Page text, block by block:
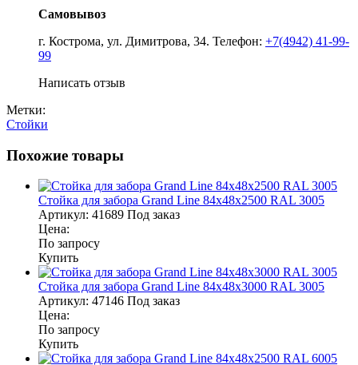
Самовывоз
г. Кострома, ул. Димитрова, 34. Телефон: +7(4942) 41-99-
99
Написать отзыв
Метки:
Стойки
Похожие товары
Стойка для забора Grand Line 84х48х2500 RAL 3005
Артикул: 41689 Под заказ
Цена:
По запросу
Купить
Стойка для забора Grand Line 84х48х3000 RAL 3005
Артикул: 47146 Под заказ
Цена:
По запросу
Купить